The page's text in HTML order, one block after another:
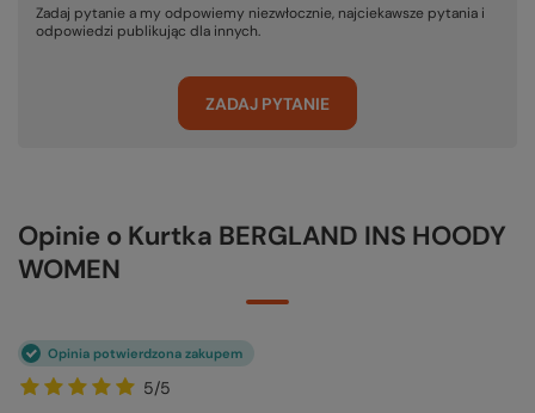
Zadaj pytanie a my odpowiemy niezwłocznie, najciekawsze pytania i
odpowiedzi publikując dla innych.
ZADAJ PYTANIE
Opinie o Kurtka BERGLAND INS HOODY
WOMEN
5/5
Opinia potwierdzona zakupem